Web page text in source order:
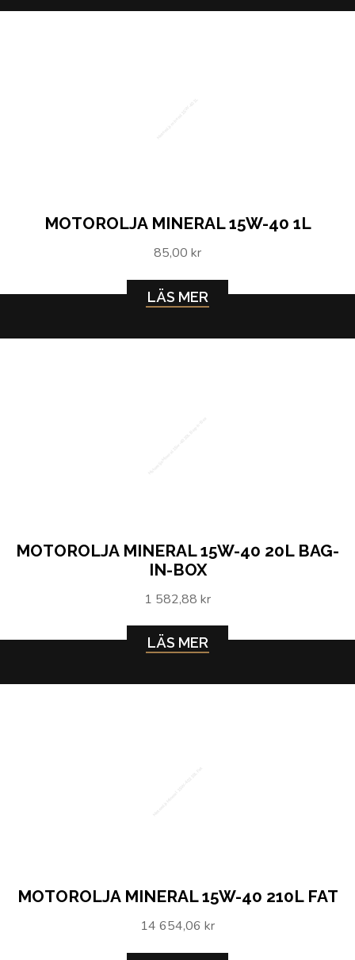
MOTOROLJA MINERAL 15W-40 1L
85,00 kr
LÄS MER
MOTOROLJA MINERAL 15W-40 20L BAG-
IN-BOX
1 582,88 kr
LÄS MER
MOTOROLJA MINERAL 15W-40 210L FAT
14 654,06 kr